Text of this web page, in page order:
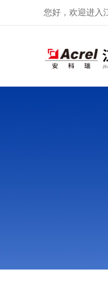
您好，欢迎进入